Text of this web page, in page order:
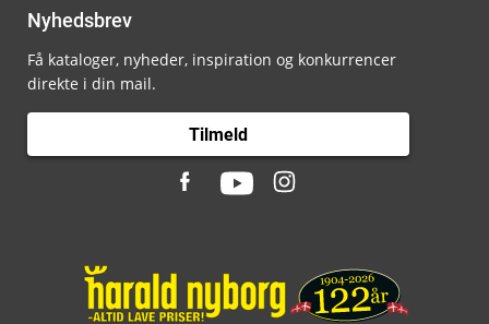
Nyhedsbrev
Få kataloger, nyheder, inspiration og konkurrencer
direkte i din mail.
Tilmeld